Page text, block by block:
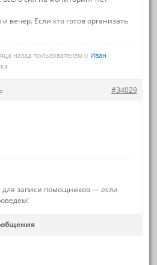
вечер. Если кто готов организать
назад пользователем
Иван
#34029
записи помощников — если